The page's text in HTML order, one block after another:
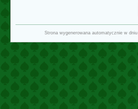
Strona wygenerowana automatycznie w dniu